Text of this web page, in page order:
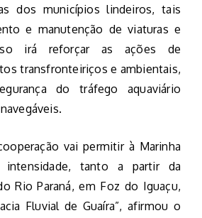
dos municípios lindeiros, tais
e manutenção de viaturas e
irá reforçar as ações de
transfronteiriços e ambientais,
do tráfego aquaviário
vai permitir à Marinha
tanto a partir da
Rio Paraná, em Foz do Iguaçu,
Fluvial de Guaíra”, afirmou o